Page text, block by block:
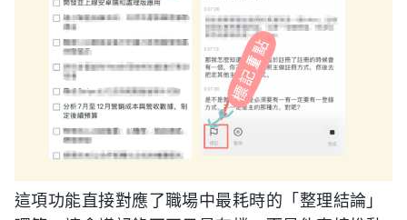
這項功能直接對應了職場中最耗時的「整理結論」